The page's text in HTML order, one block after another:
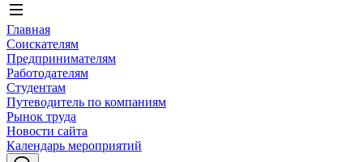
Главная
Соискателям
Предпринимателям
Работодателям
Студентам
Путеводитель по компаниям
Рынок труда
Новости сайта
Календарь мероприятий